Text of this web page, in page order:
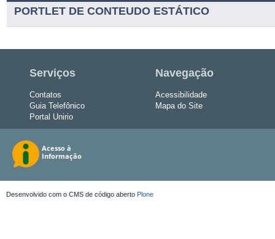
PORTLET DE CONTEUDO ESTÁTICO
Serviços
Contatos
Guia Telefônico
Portal Unirio
Navegação
Acessibilidade
Mapa do Site
Desenvolvido com o CMS de código aberto Plone